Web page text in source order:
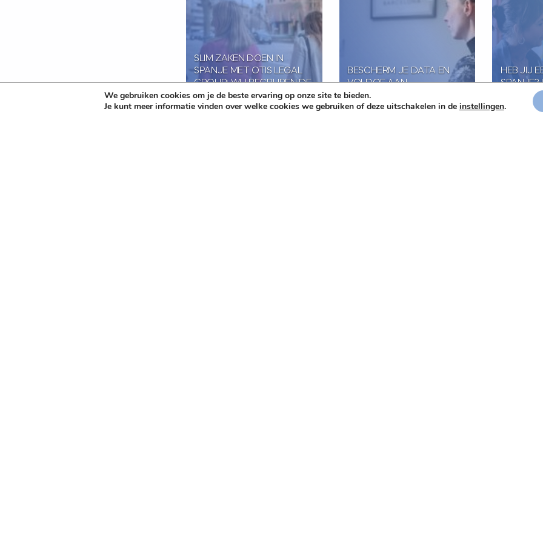
SLIM ZAKEN DOEN IN
SPANJE MET OTIS LEGAL
GROUP: WIJ BEGRIJPEN DE
TAAL, CULTUUR EN
WETGEVING!
BESCHERM JE DATA EN
VOLDOE AAN
PRIVACYREGELGEVING IN
SPANJE
HEB JIJ
SPANJE?
JE
We gebruiken cookies om je de beste ervaring op onze site te bieden.
Je kunt meer informatie vinden over welke cookies we gebruiken of deze uitschakelen in de instellingen.